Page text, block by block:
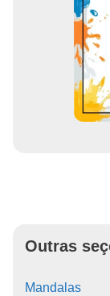
Outras
Mandalas